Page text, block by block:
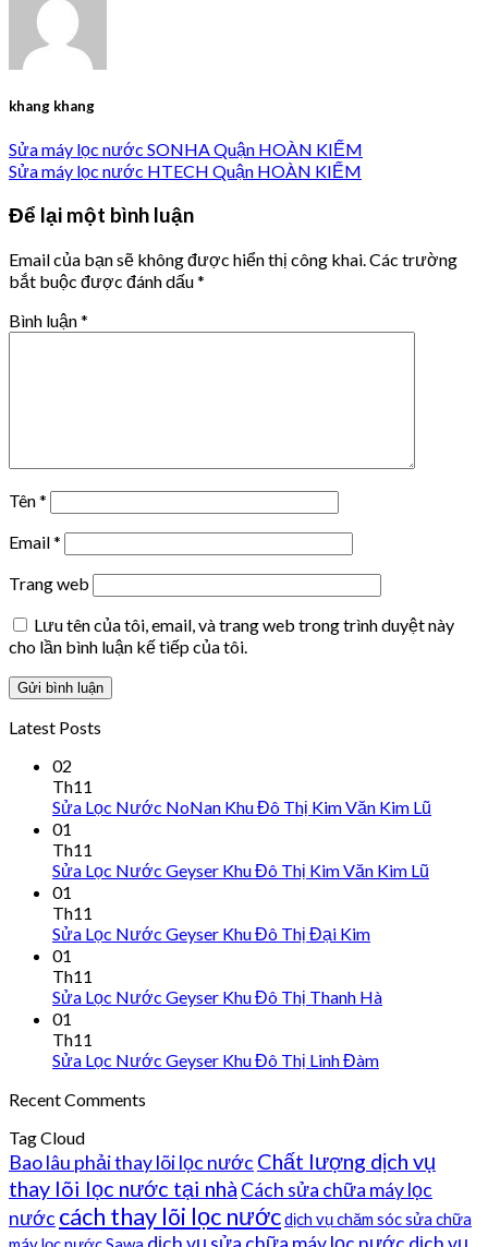
khang khang
Sửa máy lọc nước SONHA Quận HOÀN KIẾM
Sửa máy lọc nước HTECH Quận HOÀN KIẾM
Để lại một bình luận
Email của bạn sẽ không được hiển thị công khai. Các trường
bắt buộc được đánh dấu*
Bình luận*
Tên*
Email*
Trang web
Lưu tên của tôi, email, và trang web trong trình duyệt này
cho lần bình luận kế tiếp của tôi.
Latest Posts
02
Th11
Sửa Lọc Nước NoNan Khu Đô Thị Kim Văn Kim Lũ
01
Th11
Sửa Lọc Nước Geyser Khu Đô Thị Kim Văn Kim Lũ
01
Th11
Sửa Lọc Nước Geyser Khu Đô Thị Đại Kim
01
Th11
Sửa Lọc Nước Geyser Khu Đô Thị Thanh Hà
01
Th11
Sửa Lọc Nước Geyser Khu Đô Thị Linh Đàm
Recent Comments
Tag Cloud
Bao lâu phải thay lõi lọc nước Chất lượng dịch vụ
thay lõi lọc nước tại nhà Cách sửa chữa máy lọc
nước cách thay lõi lọc nướcdịch vụ chăm sóc sửa chữa